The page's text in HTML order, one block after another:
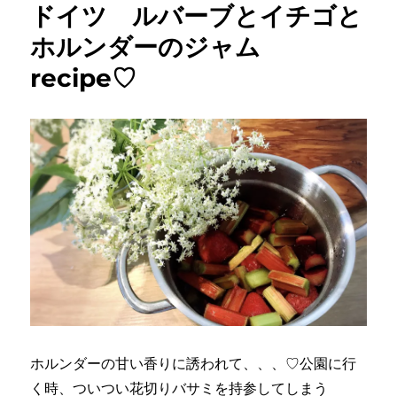
ドイツ ルバーブとイチゴと
ホルンダーのジャム
recipe♡
ホルンダーの甘い香りに誘われて、、、♡公園に行
く時、ついつい花切りバサミを持参してしまう